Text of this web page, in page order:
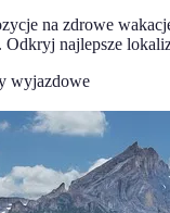
na zdrowe
Odkryj najlepsze
wyjazdowe